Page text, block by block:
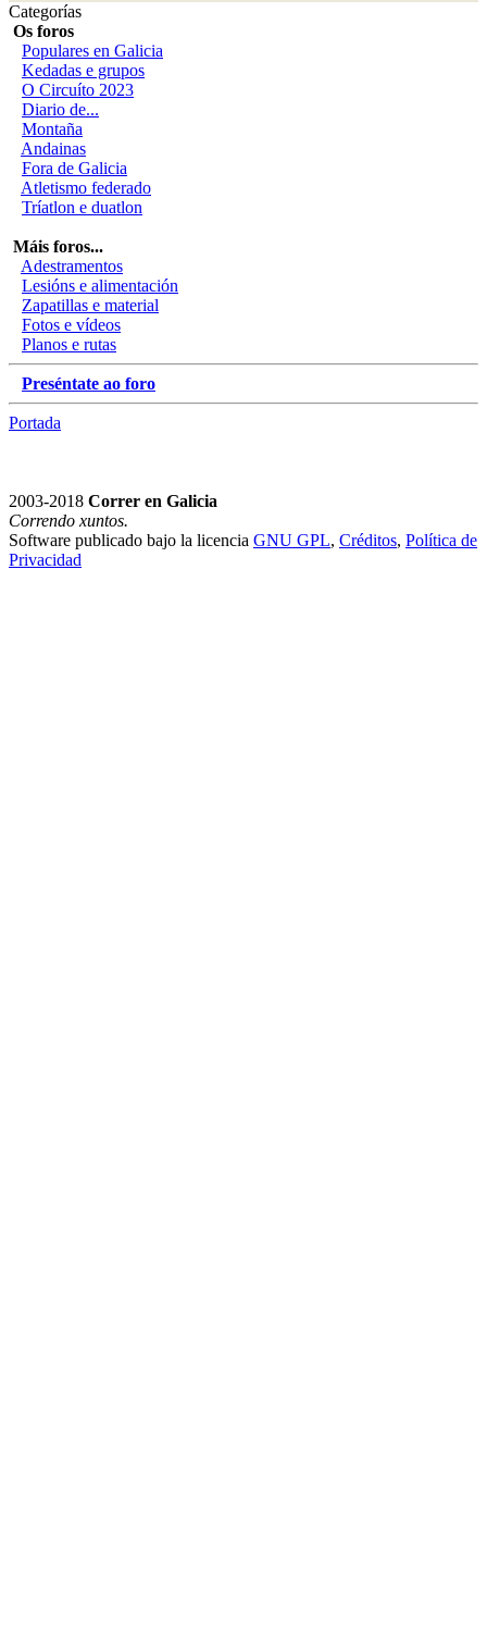
Categorías
Os foros
Populares en Galicia
Kedadas e grupos
O Circuíto 2023
Diario de...
Montaña
Andainas
Fora de Galicia
Atletismo federado
Tríatlon e duatlon
Máis foros...
Adestramentos
Lesións e alimentación
Zapatillas e material
Fotos e vídeos
Planos e rutas
Preséntate ao foro
Portada
2003-2018 Correr en Galicia
Correndo xuntos.
Software publicado bajo la licencia GNU GPL, Créditos, Política de
Privacidad